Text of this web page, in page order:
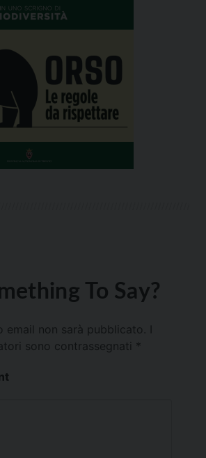
To Say?
email non sarà pubblicato.
sono contrassegnati *